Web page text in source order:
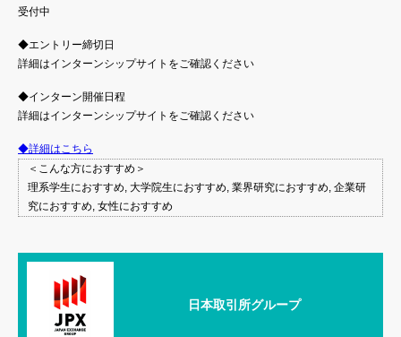
受付中
◆エントリー締切日
詳細はインターンシップサイトをご確認ください
◆インターン開催日程
詳細はインターンシップサイトをご確認ください
◆詳細はこちら
＜こんな方におすすめ＞
理系学生におすすめ, 大学院生におすすめ, 業界研究におすすめ, 企業研
究におすすめ, 女性におすすめ
日本取引所グループ